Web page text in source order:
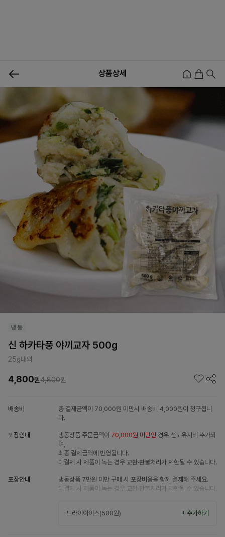
메뉴쇼핑
상품상세
신 하카타풍 야끼교자 500g
25g내외
4,800원4,800원
배송비
총 결제금액이 70,000원 미만시 배송비 4,000원이 청구됩니
다.
포장안내 냉동상품 주문금액이 70,000원 미만인 경우 선도유지비 추가되
며,
최종 결제금액에 반영됩니다.
미결제 시 제품이 녹는 경우 교환·환불처리가 제한될 수 있습니다.
포장안내
냉동상품 7만원 미만 구매 시 포장비용을 함께 결제해 주세요.
미결제 시 제품이 녹는 경우 교환·환불처리가 제한될 수 있습니다.
드라이아이스(500원) + 추가하기